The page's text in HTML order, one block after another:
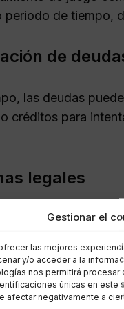
Gestionar el
las mejores
y/o acceder a la
nos permitirá
únicas en este
afectar negativamente a
periodo de tiempo,
de
las deudas
créditos para
legales
puede llevar a
impagas e incluso
sino que